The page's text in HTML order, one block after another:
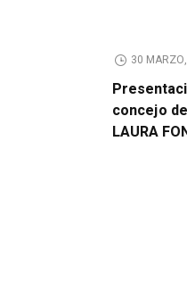
30
concejo
LAURA